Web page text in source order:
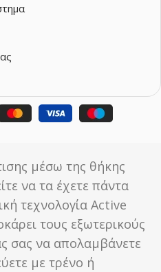
μέσω της θήκης
να τα έχετε πάντα
τεχνολογία Active
τους εξωτερικούς
σας να απολαμβάνετε
με τρένο ή